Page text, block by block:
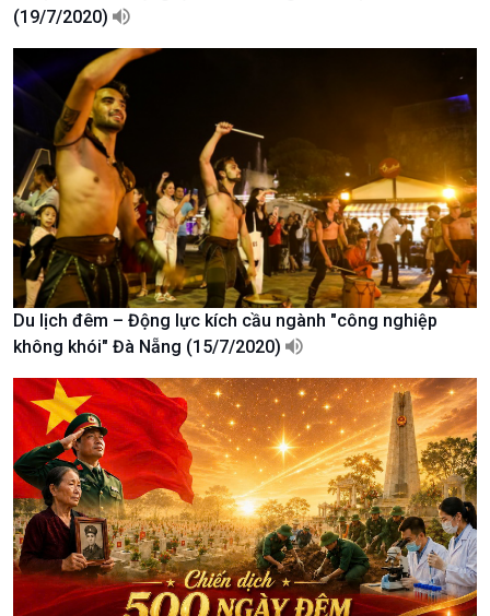
Câu chuyện Thể thao
Podcast
Góc nhìn VOV1
Bình luận
10 phút Sự kiện - Luận bàn
Câu chuyện thời sự
Dòng chảy sự kiện
Đối thoại
Diễn đàn chủ nhật
Chuyện đêm
(19/7/2020)
Du lịch đêm – Động lực kích cầu ngành "công nghiệp
không khói" Đà Nẵng (15/7/2020)